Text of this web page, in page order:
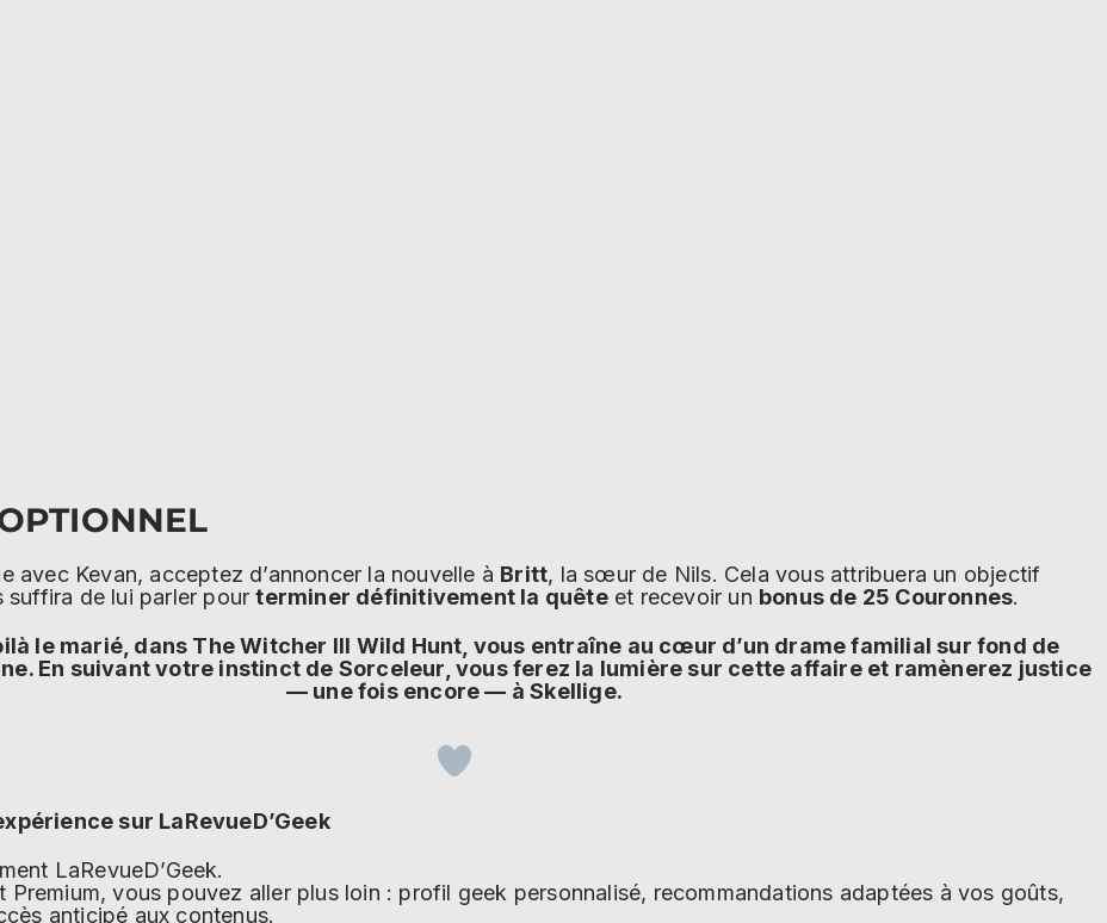
avec Kevan, acceptez d’annoncer la nouvelle à Britt, la sœur de Nils. Cela vous attribuera un objectif
suffira de lui parler pourterminer définitivement la quêteet recevoir un bonus de 25 Couronnes.
le marié, dans The Witcher III Wild Hunt, vous entraîne au cœur d’un drame familial sur fond de
En suivant votre instinct de Sorceleur, vous ferez la lumière sur cette affaire et ramènerez justice
— une fois encore — à Skellige.
sur LaRevueD’Geek
LaRevueD’Geek.
Premium, vous pouvez aller plus loin : profil geek personnalisé, recommandations adaptées à vos goûts,
anticipé aux contenus.